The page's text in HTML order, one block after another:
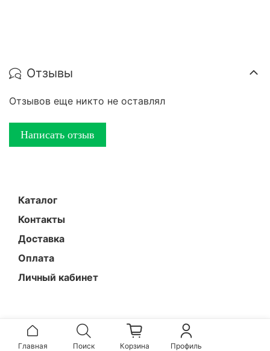
Отзывы
Отзывов еще никто не оставлял
Написать отзыв
Каталог
Контакты
Доставка
Оплата
Личный кабинет
Главная Поиск Корзина Профиль